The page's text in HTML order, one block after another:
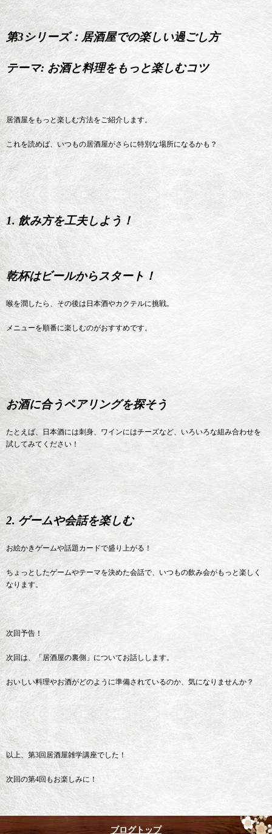
第3シリーズ：居酒屋での楽しい過ごし方
テーマ: お酒と料理をもっと楽しむコツ
居酒屋をもっと楽しむ方法をご紹介します。
これを読めば、いつもの居酒屋がさらに特別な場所になるかも？
1. 飲み方を工夫しよう！
乾杯はビールからスタート！
喉を潤したら、その後は日本酒やカクテルに挑戦。
メニューを順番に楽しむのがおすすめです。
お酒に合うペアリングを探そう
たとえば、日本酒には刺身、ワインにはチーズなど、いろいろな組み合わせを
試してみてください！
2. ゲームや会話を楽しむ
お絵かきゲームや話題カードで盛り上がる！
ちょっとしたゲームやテーマを決めた会話で、いつもの飲み会がもっと楽しく
なります。
次回予告！
次回は、「居酒屋の裏側」についてお話しします。
おいしい料理やお酒がどのように準備されているのか、気になりませんか？
以上、第3回居酒屋雑学講座でした！
次回の第4回もお楽しみに！
ブログトップ